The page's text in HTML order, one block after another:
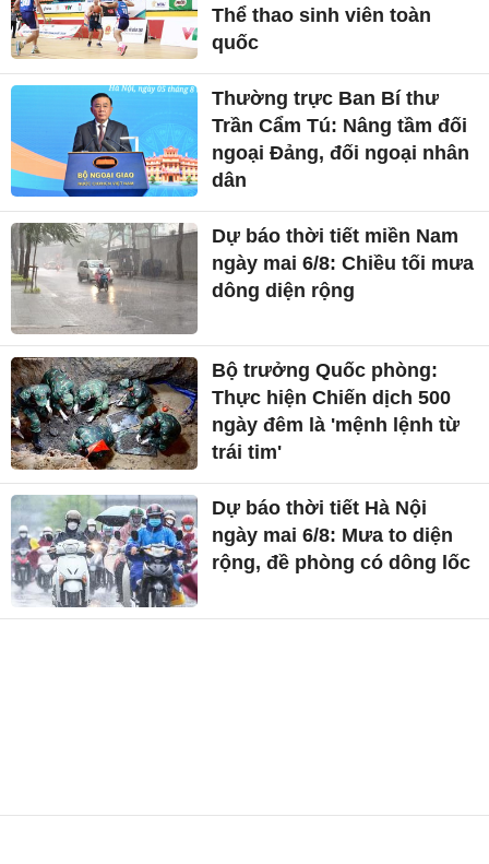
Thể thao sinh viên toàn
quốc
Thường trực Ban Bí thư
Trần Cẩm Tú: Nâng tầm đối
ngoại Đảng, đối ngoại nhân
dân
Dự báo thời tiết miền Nam
ngày mai 6/8: Chiều tối mưa
dông diện rộng
Bộ trưởng Quốc phòng:
Thực hiện Chiến dịch 500
ngày đêm là 'mệnh lệnh từ
trái tim'
Dự báo thời tiết Hà Nội
ngày mai 6/8: Mưa to diện
rộng, đề phòng có dông lốc